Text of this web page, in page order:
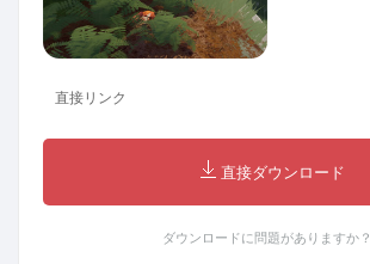
直接リンク
直接ダウンロード
ダウンロードに問題がありますか？